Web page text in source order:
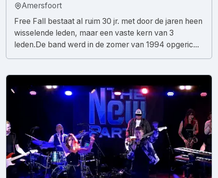
Amersfoort
Free Fall bestaat al ruim 30 jr. met door de jaren heen
wisselende leden, maar een vaste kern van 3
leden.De band werd in de zomer van 1994 opgeric...